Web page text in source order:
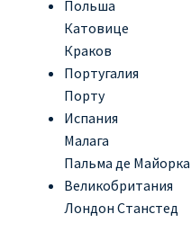
Польша
Катовице
Краков
Португалия
Порту
Испания
Малага
Пальма де Майорка
Великобритания
Лондон Станстед